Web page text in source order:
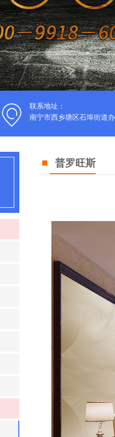
联系地址：
南宁市西乡塘区石埠街道
普罗旺斯